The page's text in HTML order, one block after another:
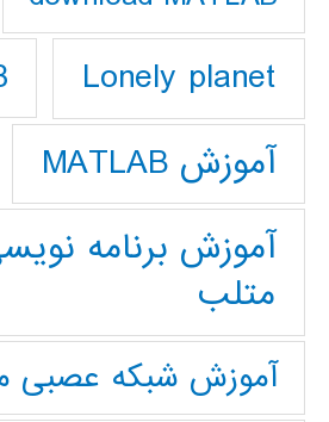
Lonely planet
آموزش MATLAB
آموزش برنامه
متلب
آموزش شبکه عصبی